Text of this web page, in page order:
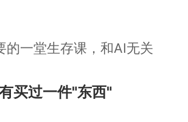
的一堂生存课，和AI无关
买过一件"东西"